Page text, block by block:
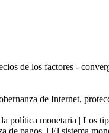
de los factores -
de Internet,
política monetaria | Los
pagos. | El sistema